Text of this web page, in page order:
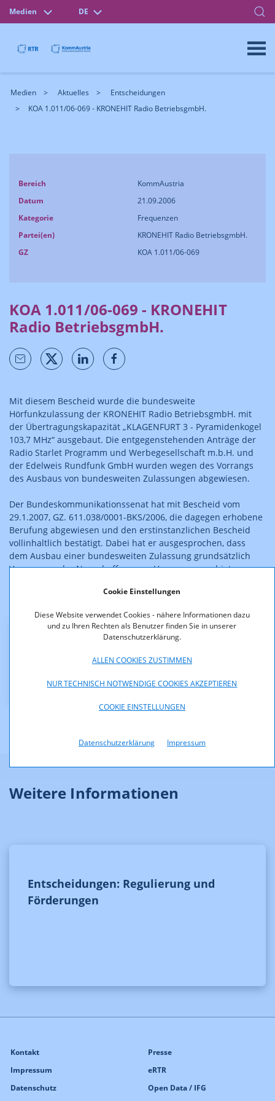
Cookie Einstellungen
Diese Website verwendet Cookies - nähere Informationen dazu
und zu Ihren Rechten als Benutzer finden Sie in unserer
Datenschutzerklärung.
ALLEN COOKIES ZUSTIMMEN
NUR TECHNISCH NOTWENDIGE COOKIES AKZEPTIEREN
COOKIE EINSTELLUNGEN
Datenschutzerklärung Impressum
Medien DE
Medien Aktuelles
Entscheidungen
KOA 1.011/06-069 - KRONEHIT Radio BetriebsgmbH.
Bereich
KommAustria
Datum
21.09.2006
Kategorie
Frequenzen
Partei(en)
KRONEHIT Radio BetriebsgmbH.
GZ
KOA 1.011/06-069
KOA 1.011/06-069 - KRONEHIT
Radio BetriebsgmbH.
Mit diesem Bescheid wurde die bundesweite
Hörfunkzulassung der KRONEHIT Radio BetriebsgmbH. mit
der Übertragungskapazität „KLAGENFURT 3 - Pyramidenkogel
103,7 MHz“ ausgebaut. Die entgegenstehenden Anträge der
Radio Starlet Programm und Werbegesellschaft m.b.H. und
der Edelweis Rundfunk GmbH wurden wegen des Vorrangs
des Ausbaus von bundesweiten Zulassungen abgewiesen.
Der Bundeskommunikationssenat hat mit Bescheid vom
29.1.2007, GZ. 611.038/0001-BKS/2006, die dagegen erhobene
Berufung abgewiesen und den erstinstanzlichen Bescheid
vollinhaltlich bestätigt. Dabei hat er ausgesprochen, dass
dem Ausbau einer bundesweiten Zulassung grundsätzlich
Vorrang vor der Neuschaffung von Versorgungsgebieten
KOA1011-06-069-KroneAusbauKlagenfurt.pdf (pdf,
90,7 KB)
Weitere Informationen
Entscheidungen: Regulierung und
Förderungen
Kontakt
Impressum
Datenschutz
Presse
eRTR
Open Data / IFG